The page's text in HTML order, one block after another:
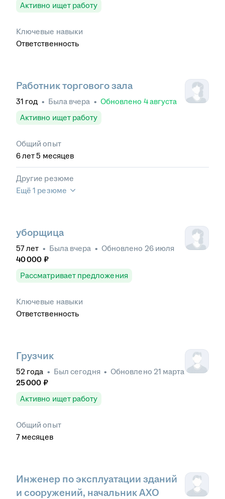
Активно ищет работу
Ключевые навыки
Ответственность
Работник торгового зала
31 год • Была вчера • Обновлено 4 августа
Активно ищет работу
Общий опыт
6лет 5 месяцев
Другие резюме
Ещё 1 резюме
уборщица
57лет • Была вчера • Обновлено 26 июля
40 000 ₽
Рассматривает предложения
Ключевые навыки
Ответственность
Грузчик
52 года • Был сегодня • Обновлено 21 марта
25 000 ₽
Активно ищет работу
Общий опыт
7 месяцев
Инженер по эксплуатации зданий
и сооружений, начальник АХО